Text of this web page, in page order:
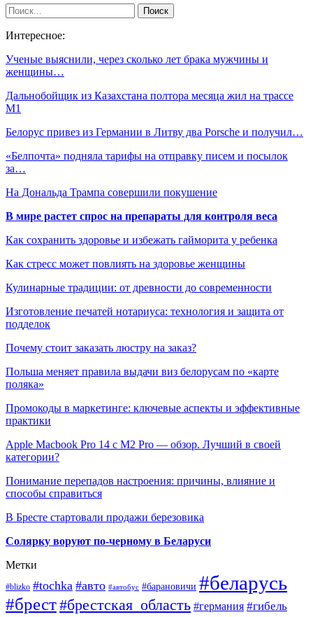
Интересное:
Ученые выяснили, через сколько лет брака мужчины и
женщины…
Дальнобойщик из Казахстана полтора месяца жил на трассе
М1
Белорус привез из Германии в Литву два Porsche и получил…
«Белпочта» подняла тарифы на отправку писем и посылок
за…
На Дональда Трампа совершили покушение
В мире растет спрос на препараты для контроля веса
Как сохранить здоровье и избежать гайморита у ребенка
Как стресс может повлиять на здоровье женщины
Кулинарные традиции: от древности до современности
Изготовление печатей нотариуса: технология и защита от
подделок
Почему стоит заказать люстру на заказ?
Польша меняет правила выдачи виз белорусам по «карте
поляка»
Промокоды в маркетинге: ключевые аспекты и эффективные
практики
Apple Macbook Pro 14 с M2 Pro — обзор. Лучший в своей
категории?
Понимание перепадов настроения: причины, влияние и
способы справиться
В Бресте стартовали продажи березовика
Солярку воруют по-черному в Беларуси
Метки
#blizko #tochka #авто #автобус #барановичи #беларусь
#брест#брестская_область #германия #гибель